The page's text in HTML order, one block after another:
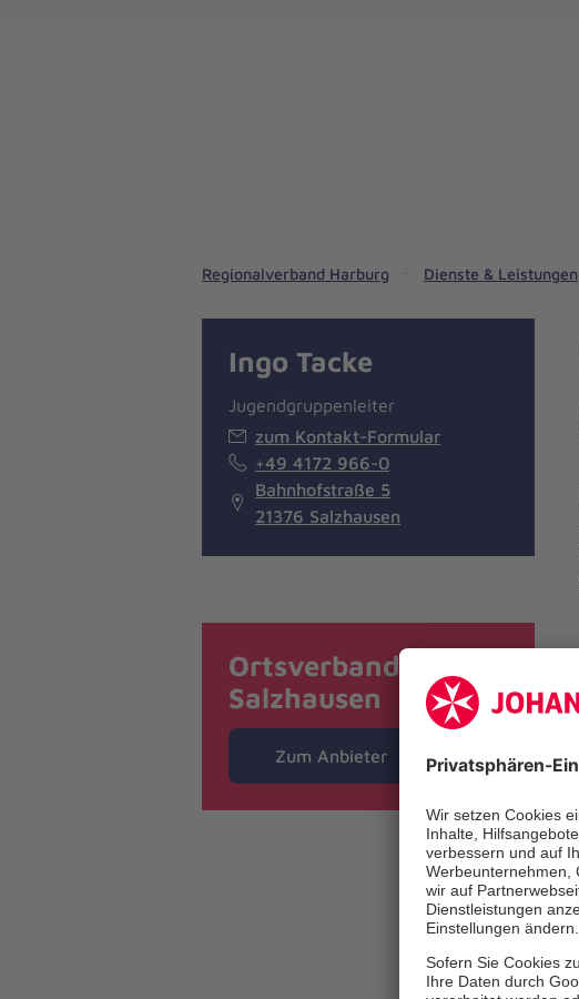
Regionalverband Harburg Dienste & Leistungen
Ingo Tacke
Jugendgruppenleiter
zum Kontakt-Formular
+49 4172 966-0
Bahnhofstraße 5
21376 Salzhausen
Ortsverband
Salzhausen
Zum Anbieter